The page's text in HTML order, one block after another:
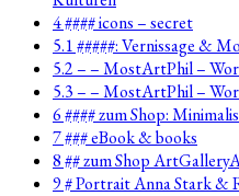
4 #### icons – secret
5.1 #####: Vernissage &
5.2 – – MostArtPhil –
5.3 – – MostArtPhil –
6 #### zum Shop:
7 ### eBook & books
8 ## zum Shop
9 # Portrait Anna Stark &